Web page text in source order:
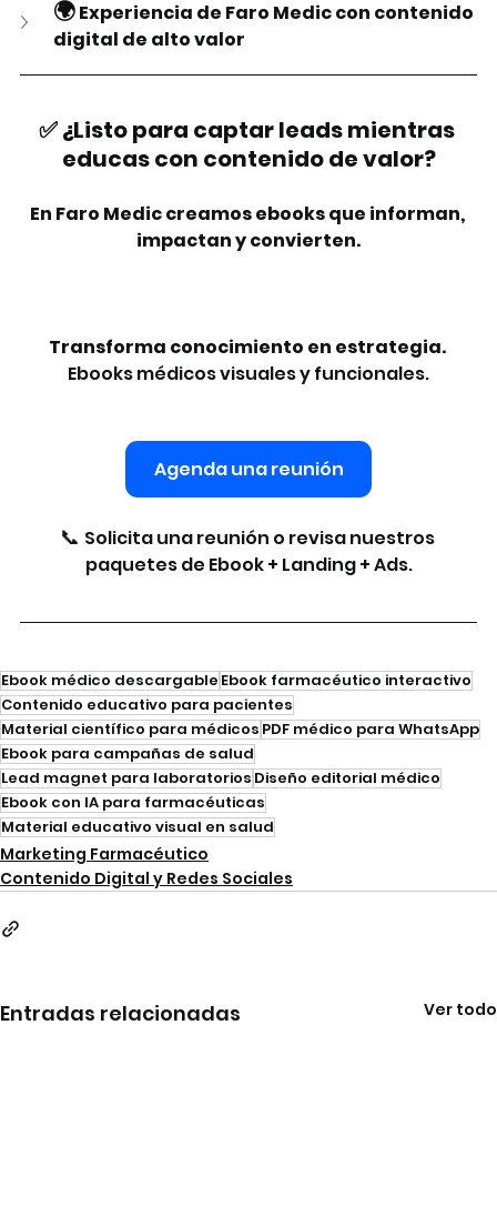
🌍 Experiencia de Faro Medic con contenido
digital de alto valor
✅ ¿Listo para captar leads mientras
educas con contenido de valor?
En Faro Medic creamos ebooks que informan,
impactan y convierten.
Transforma conocimiento en estrategia.
Ebooks médicos visuales y funcionales.
Agenda una reunión
📞 Solicita una reunión o revisa nuestros
paquetes de Ebook + Landing + Ads.
Ebook médico descargable Ebook farmacéutico interactivo
Contenido educativo para pacientes
Material científico para médicos PDF médico para WhatsApp
Ebook para campañas de salud
Lead magnet para laboratorios Diseño editorial médico
Ebook con IA para farmacéuticas
Material educativo visual en salud
Marketing Farmacéutico
Contenido Digital y Redes Sociales
Entradas relacionadas Ver todo